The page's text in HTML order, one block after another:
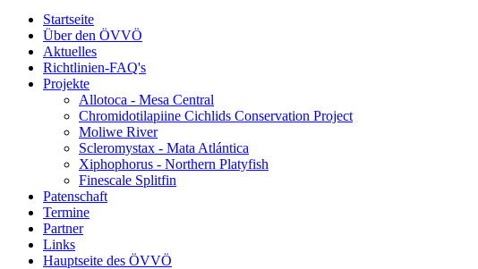
Startseite
Über den ÖVVÖ
Aktuelles
Richtlinien-FAQ's
Projekte
Allotoca - Mesa Central
Chromidotilapiine Cichlids Conservation Project
Moliwe River
Scleromystax - Mata Atlántica
Xiphophorus - Northern Platyfish
Finescale Splitfin
Patenschaft
Termine
Partner
Links
Hauptseite des ÖVVÖ